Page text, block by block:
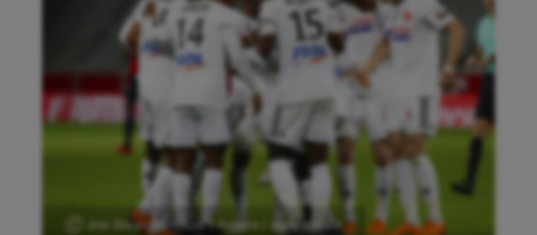
Ⓒ Joie Stiven Mendoza ( Amiens ) avec equipe